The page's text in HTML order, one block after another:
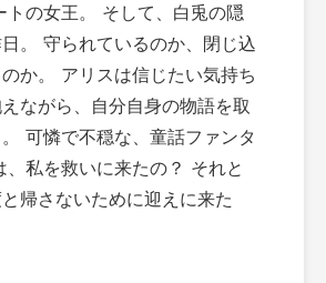
トの女王。 そして、白兎の隠
。 守られているのか、閉じ込
か。 アリスは信じたい気持ち
ながら、自分自身の物語を取
可憐で不穏な、童話ファンタ
、私を救いに来たの？ それと
帰さないために迎えに来た